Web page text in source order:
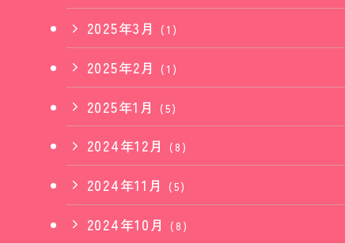
2025年3月 (1)
2025年2月 (1)
2025年1月 (5)
2024年12月 (8)
2024年11月 (5)
2024年10月 (8)